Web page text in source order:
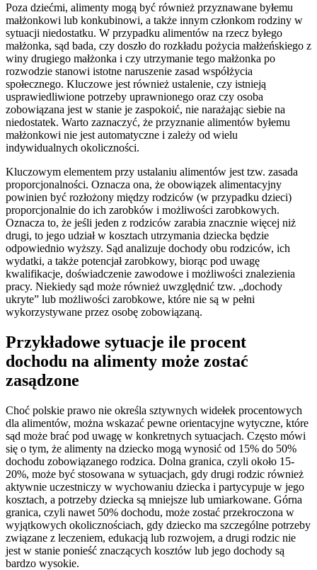
Poza dziećmi, alimenty mogą być również przyznawane byłemu
małżonkowi lub konkubinowi, a także innym członkom rodziny w
sytuacji niedostatku. W przypadku alimentów na rzecz byłego
małżonka, sąd bada, czy doszło do rozkładu pożycia małżeńskiego z
winy drugiego małżonka i czy utrzymanie tego małżonka po
rozwodzie stanowi istotne naruszenie zasad współżycia
społecznego. Kluczowe jest również ustalenie, czy istnieją
usprawiedliwione potrzeby uprawnionego oraz czy osoba
zobowiązana jest w stanie je zaspokoić, nie narażając siebie na
niedostatek. Warto zaznaczyć, że przyznanie alimentów byłemu
małżonkowi nie jest automatyczne i zależy od wielu
indywidualnych okoliczności.
Kluczowym elementem przy ustalaniu alimentów jest tzw. zasada
proporcjonalności. Oznacza ona, że obowiązek alimentacyjny
powinien być rozłożony między rodziców (w przypadku dzieci)
proporcjonalnie do ich zarobków i możliwości zarobkowych.
Oznacza to, że jeśli jeden z rodziców zarabia znacznie więcej niż
drugi, to jego udział w kosztach utrzymania dziecka będzie
odpowiednio wyższy. Sąd analizuje dochody obu rodziców, ich
wydatki, a także potencjał zarobkowy, biorąc pod uwagę
kwalifikacje, doświadczenie zawodowe i możliwości znalezienia
pracy. Niekiedy sąd może również uwzględnić tzw. „dochody
ukryte” lub możliwości zarobkowe, które nie są w pełni
wykorzystywane przez osobę zobowiązaną.
Przykładowe sytuacje ile procent
dochodu na alimenty może zostać
zasądzone
Choć polskie prawo nie określa sztywnych widełek procentowych
dla alimentów, można wskazać pewne orientacyjne wytyczne, które
sąd może brać pod uwagę w konkretnych sytuacjach. Często mówi
się o tym, że alimenty na dziecko mogą wynosić od 15% do 50%
dochodu zobowiązanego rodzica. Dolna granica, czyli około 15-
20%, może być stosowana w sytuacjach, gdy drugi rodzic również
aktywnie uczestniczy w wychowaniu dziecka i partycypuje w jego
kosztach, a potrzeby dziecka są mniejsze lub umiarkowane. Górna
granica, czyli nawet 50% dochodu, może zostać przekroczona w
wyjątkowych okolicznościach, gdy dziecko ma szczególne potrzeby
związane z leczeniem, edukacją lub rozwojem, a drugi rodzic nie
jest w stanie ponieść znaczących kosztów lub jego dochody są
bardzo wysokie.